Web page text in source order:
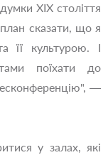
думки XIX століття
план сказати, що я
її культурою. І
поїхати до
—
у залах, які